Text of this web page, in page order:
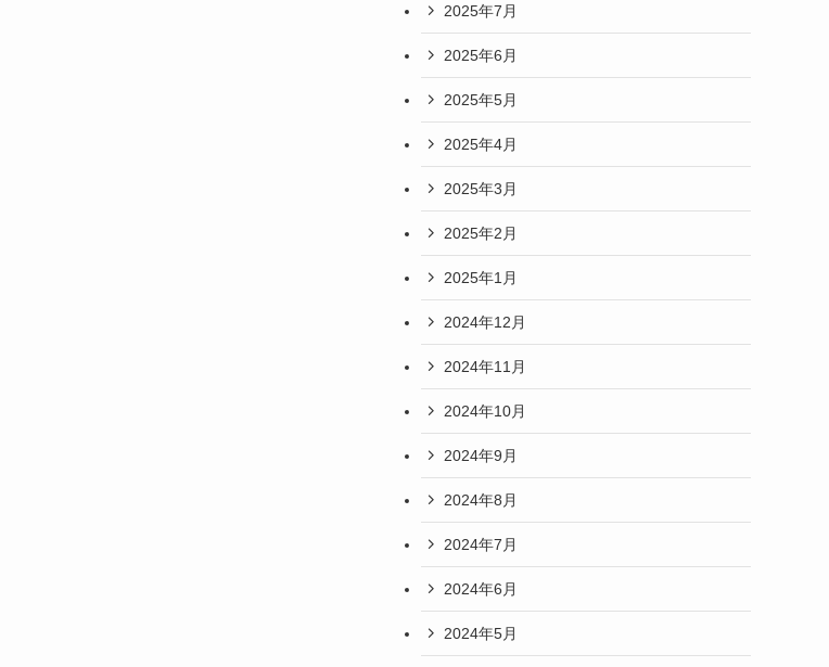
2025年7月
2025年6月
2025年5月
2025年4月
2025年3月
2025年2月
2025年1月
2024年12月
2024年11月
2024年10月
2024年9月
2024年8月
2024年7月
2024年6月
2024年5月